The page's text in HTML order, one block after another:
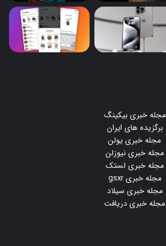
مجله خبری بیکینگ
برگزیده های ایران
مجله خبری یولن
مجله خبری نیوزلن
مجله خبری لستک
مجله خبری gsxr
مجله خبری سیلاد
مجله خبری دریافت